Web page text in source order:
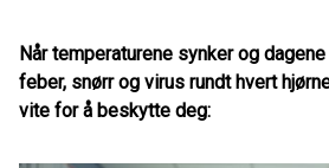
Når temperaturene synker og
feber, snørr og virus rundt hvert
vite for å beskytte deg: